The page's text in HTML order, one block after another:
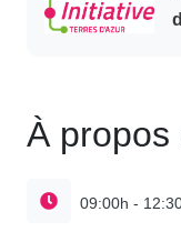
À
09:00h -